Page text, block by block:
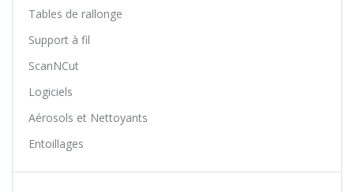
Tables de rallonge
Support à fil
ScanNCut
Logiciels
Aérosols et Nettoyants
Entoillages